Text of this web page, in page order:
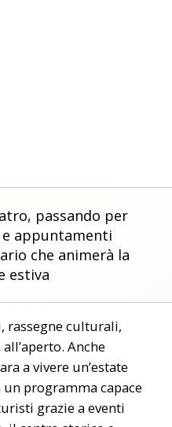
passando per
e appuntamenti
che animerà la
estiva
rassegne culturali,
Anche
a vivere un’estate
programma capace
grazie a eventi